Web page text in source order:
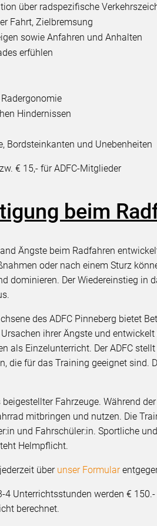
über radspezifische
Fahrt, Zielbremsung
sowie Anfahren und Anhalten
erfühlen
Hindernissen
Bordsteinkanten und Unebenheiten
€ 15,- für ADFC-Mitglieder
beim
Ängste beim Radfahren
oder nach einem Sturz
dominieren. Der Wiedereinstieg in
des ADFC Pinneberg bietet
ihrer Ängste und
als Einzelunterricht. Der ADFC
die für das Training geeignet sind.
Fahrzeuge. Während
mitbringen und nutzen. Die
und Fahrschüler:in. Sportliche
Helmpflicht.
über unser Formular
4 Unterrichtsstunden werden €
berechnet.